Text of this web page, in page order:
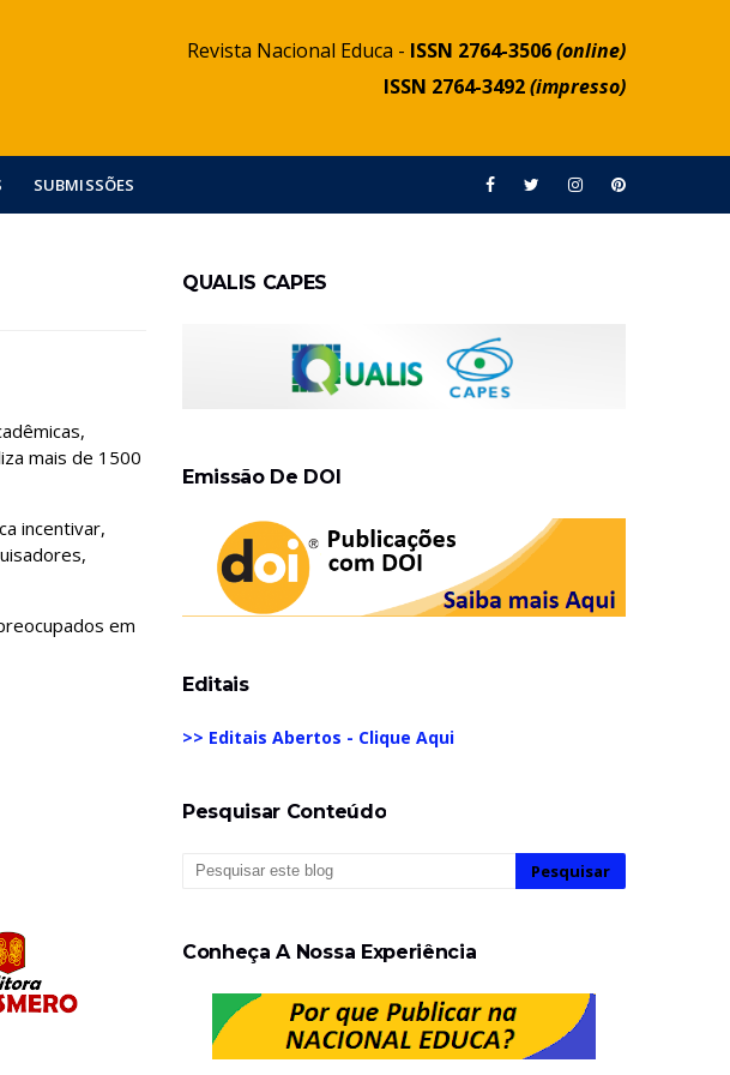
Revista Nacional Educa - ISSN 2764-3506(online)
ISSN 2764-3492(impresso)
SUBMISSÕES
mais de 1500
incentivar,
em
QUALIS CAPES
Emissão De DOI
Editais
>> Editais Abertos - Clique Aqui
Pesquisar Conteúdo
Conheça A Nossa Experiência